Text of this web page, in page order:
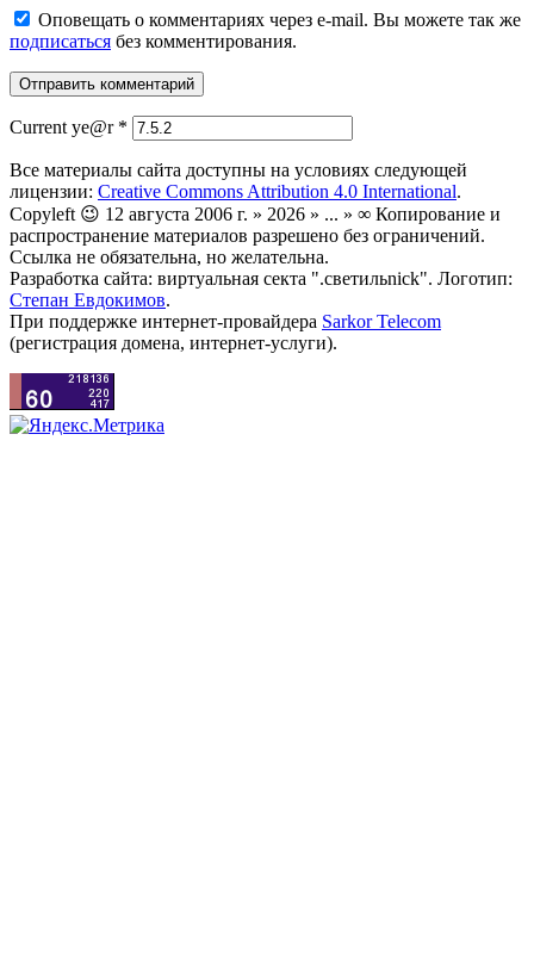
Оповещать о комментариях через e-mail. Вы можете так же
подписаться без комментирования.
Current ye@r *
Все материалы сайта доступны на условиях следующей
лицензии: Creative Commons Attribution 4.0 International.
Copyleft 😉 12 августа 2006 г. » 2026 » ... » ∞ Копирование и
распространение материалов разрешено без ограничений.
Ссылка не обязательна, но желательна.
Разработка сайта: виртуальная секта ".светильnick". Логотип:
Степан Евдокимов.
При поддержке интернет-провайдера Sarkor Telecom
(регистрация домена, интернет-услуги).